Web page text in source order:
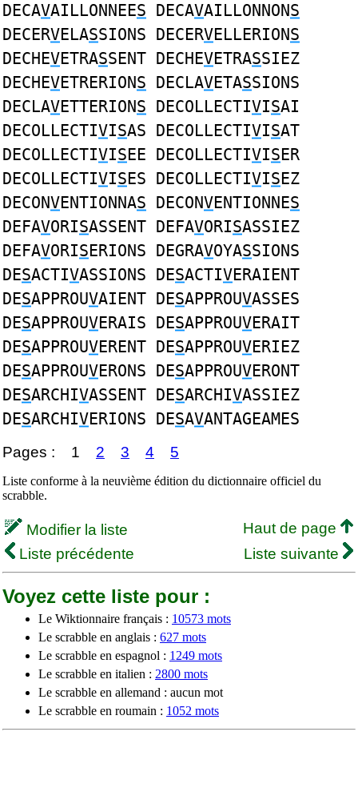
DECAVAILLONNEES DECAVAILLONNONS
DECERVELASSIONS DECERVELLERIONS
DECHEVETRASSENT DECHEVETRASSIEZ
DECHEVETRERIONS DECLAVETASSIONS
DECLAVETTERIONS DECOLLECTIVISAI
DECOLLECTIVISAS DECOLLECTIVISAT
DECOLLECTIVISEE DECOLLECTIVISER
DECOLLECTIVISES DECOLLECTIVISEZ
DECONVENTIONNAS DECONVENTIONNES
DEFAVORISASSENT DEFAVORISASSIEZ
DEFAVORISERIONS DEGRAVOYASSIONS
DESACTIVASSIONS DESACTIVERAIENT
DESAPPROUVAIENT DESAPPROUVASSES
DESAPPROUVERAIS DESAPPROUVERAIT
DESAPPROUVERENT DESAPPROUVERIEZ
DESAPPROUVERONS DESAPPROUVERONT
DESARCHIVASSENT DESARCHIVASSIEZ
DESARCHIVERIONS DESAVANTAGEAMES
Pages : 1 2 3 4 5
Liste conforme à la neuvième édition du dictionnaire officiel du
scrabble.
Modifier la liste
Haut de page
Liste précédente
Liste suivante
Voyez cette liste pour :
Le Wiktionnaire français : 10573 mots
Le scrabble en anglais : 627 mots
Le scrabble en espagnol : 1249 mots
Le scrabble en italien : 2800 mots
Le scrabble en allemand : aucun mot
Le scrabble en roumain : 1052 mots